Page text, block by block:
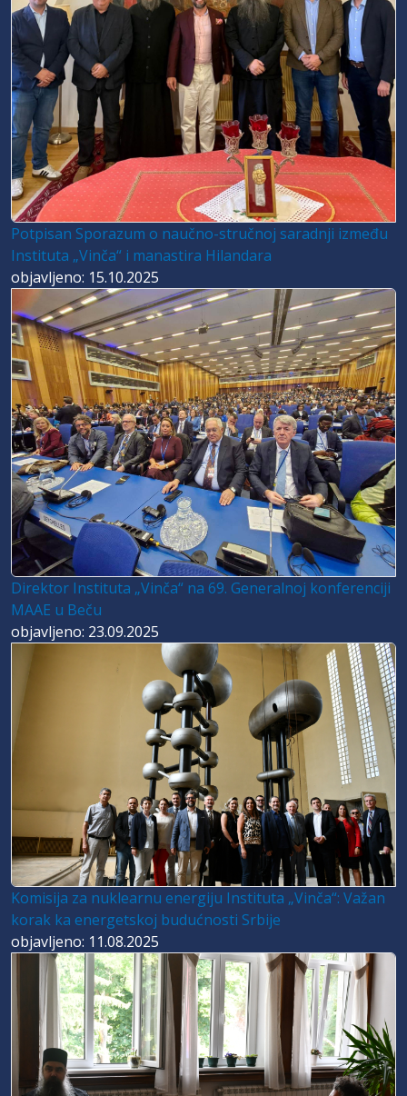
Potpisan Sporazum o naučno-stručnoj saradnji između
Instituta „Vinča“ i manastira Hilandara
objavljeno: 15.10.2025
Direktor Instituta „Vinča“ na 69. Generalnoj konferenciji
MAAE u Beču
objavljeno: 23.09.2025
Komisija za nuklearnu energiju Instituta „Vinča“: Važan
korak ka energetskoj budućnosti Srbije
objavljeno: 11.08.2025